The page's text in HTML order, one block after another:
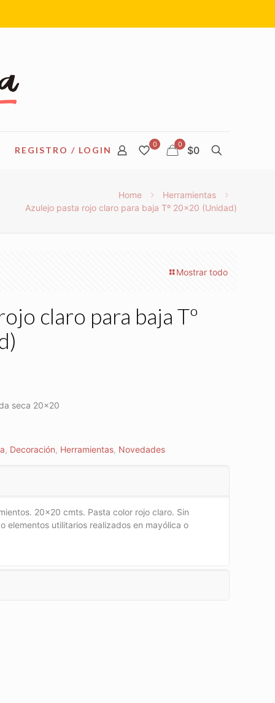
REGISTRO / LOGIN
0 0 $0
Home
Herramientas
Azulejo pasta rojo claro para baja Tº 20×20 (Unidad)
Mostrar todo
claro para baja Tº
seca 20×20
, Decoración, Herramientas, Novedades
20×20 cmts. Pasta color rojo claro. Sin
elementos utilitarios realizados en mayólica o